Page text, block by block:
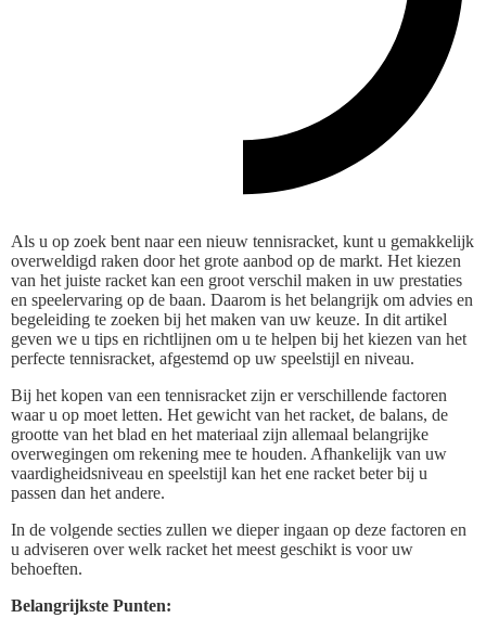
Als u op zoek bent naar een nieuw tennisracket, kunt u gemakkelijk
overweldigd raken door het grote aanbod op de markt. Het kiezen
van het juiste racket kan een groot verschil maken in uw prestaties
en speelervaring op de baan. Daarom is het belangrijk om advies en
begeleiding te zoeken bij het maken van uw keuze. In dit artikel
geven we u tips en richtlijnen om u te helpen bij het kiezen van het
perfecte tennisracket, afgestemd op uw speelstijl en niveau.
Bij het kopen van een tennisracket zijn er verschillende factoren
waar u op moet letten. Het gewicht van het racket, de balans, de
grootte van het blad en het materiaal zijn allemaal belangrijke
overwegingen om rekening mee te houden. Afhankelijk van uw
vaardigheidsniveau en speelstijl kan het ene racket beter bij u
passen dan het andere.
In de volgende secties zullen we dieper ingaan op deze factoren en
u adviseren over welk racket het meest geschikt is voor uw
behoeften.
Belangrijkste Punten: